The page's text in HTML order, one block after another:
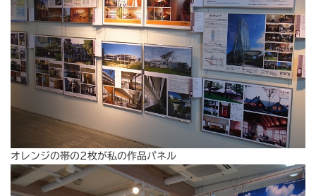
オレンジの帯の2枚が私の作品パネル